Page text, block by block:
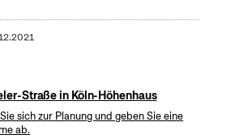
Straße in Köln-Höhenhaus
sich zur Planung und geben Sie eine
ab.